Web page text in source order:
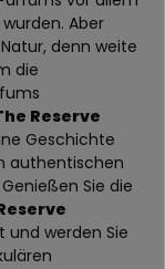
Aber
denn weite
die
Reserve
Geschichte
authentischen
Sie die
und werden Sie